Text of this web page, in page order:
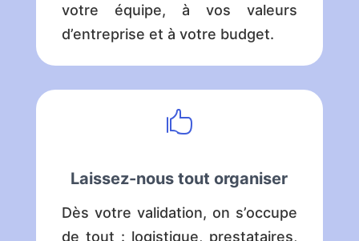
votre équipe, à vos valeurs
d’entreprise et à votre budget.

Laissez-nous tout organiser
Dès votre validation, on s’occupe
de tout : logistique, prestataires,